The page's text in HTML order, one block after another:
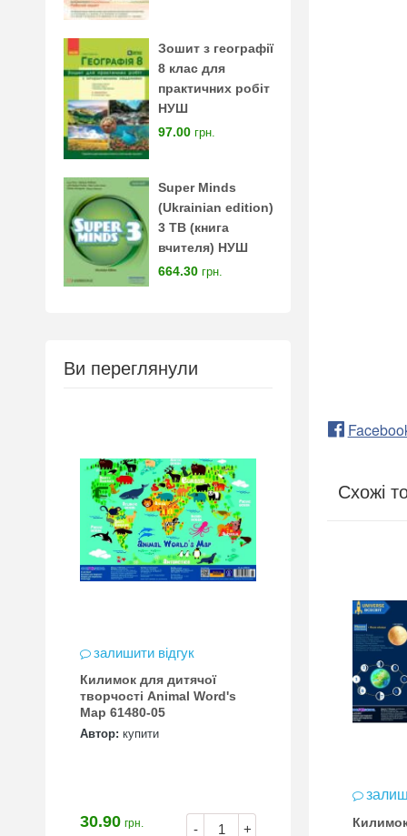
Зошит з географії
8 клас для
практичних робіт
НУШ
97.00 грн.
Super Minds
(Ukrainian edition)
3 TB (книга
вчителя) НУШ
664.30 грн.
Ви переглянули
залишити відгук
Килимок для дитячої
творчості Animal Word's
Map 61480-05
Автор: купити
- +
30.90 грн.
Схожі
дитячої
Килимок для дитячої